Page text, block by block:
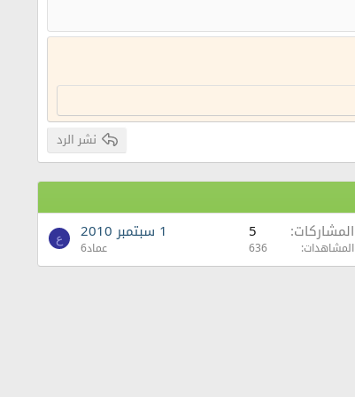
نشر الرد
المشاركات 5
المشاهدات 636
1 سبتمبر 2010
عماد6 ع